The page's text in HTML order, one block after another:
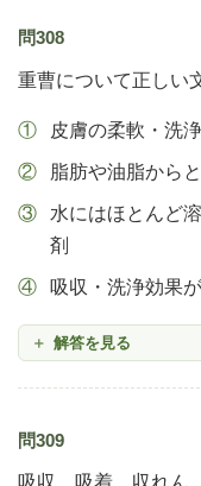
問308
重曹について正しい
皮膚の柔軟・洗
脂肪や油脂から
水にはほとんど
剤
吸収・洗浄効果
解答を見る
問309